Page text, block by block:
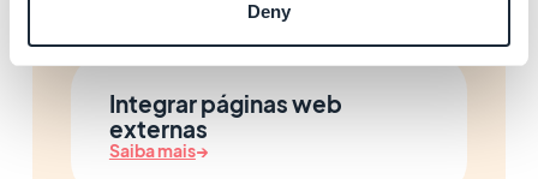
Deny
Integrar páginas web
externas
Saiba mais→